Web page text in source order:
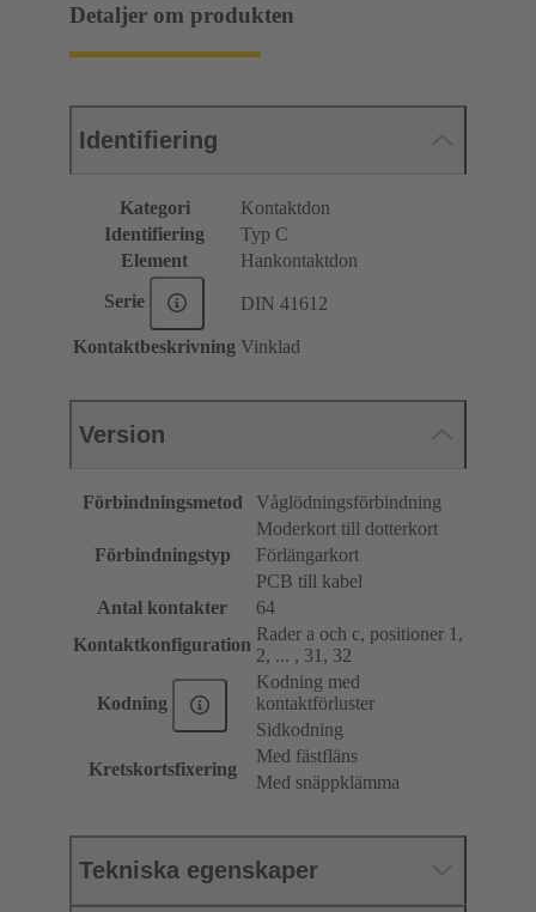
Detaljer om produkten
Identifiering
Kategori
Kontaktdon
Identifiering
Typ C
Element
Hankontaktdon
Serie DIN 41612
Kontaktbeskrivning Vinklad
Version
Förbindningsmetod Våglödningsförbindning
Förbindningstyp
Moderkort till dotterkort
Förlängarkort
PCB till kabel
Antal kontakter
64
Kontaktkonfiguration
Rader a och c, positioner 1,
2, ... , 31, 32
Kodning
Kodning med
kontaktförluster
Sidkodning
Kretskortsfixering
Med fästfläns
Med snäppklämma
Tekniska egenskaper